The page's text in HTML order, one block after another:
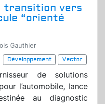
transition vers
“orienté
Gauthier
Développement
Vector
de solutions
l’automobile, lance
au diagnostic